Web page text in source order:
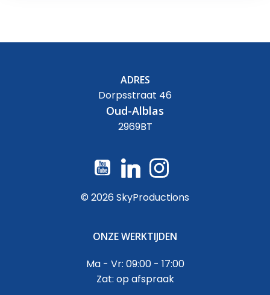
ADRES
Dorpsstraat 46
Oud-Alblas
2969BT
© 2026 SkyProductions
ONZE WERKTIJDEN
Ma - Vr: 09:00 - 17:00
Zat: op afspraak